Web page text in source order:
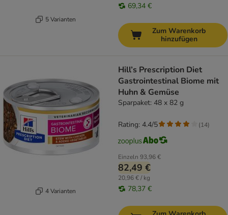
5 Varianten
69,34 €
Zum Warenkorb
hinzufügen
4 Varianten
Hill’s Prescription Diet
Gastrointestinal Biome mit
Huhn & Gemüse
Sparpaket: 48 x 82 g
Einzeln 93,96 €
82,49 €
20,96 € / kg
78,37 €
Rating: 4.4/5 (14)